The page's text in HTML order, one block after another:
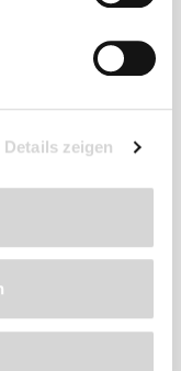
Details zeigen